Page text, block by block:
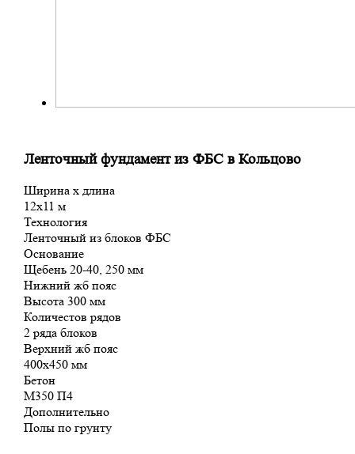
Ленточный фундамент из ФБС в Кольцово
Ширина х длина
12х11 м
Технология
Ленточный из блоков ФБС
Основание
Щебень 20-40, 250 мм
Нижний жб пояс
Высота 300 мм
Количестов рядов
2 ряда блоков
Верхний жб пояс
400х450 мм
Бетон
М350 П4
Дополнительно
Полы по грунту